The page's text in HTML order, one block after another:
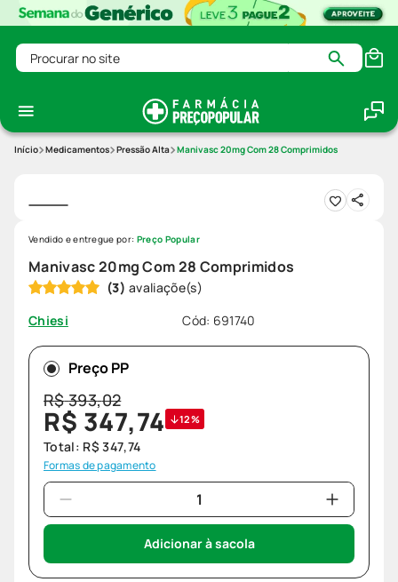
Procurar no site
Medicamentos Pressão Alta Manivasc 20mg Com 28 Comprimidos
Manivasc 20mg Com 28 Comprimidos
(3)
Chiesi
Cód: 691740
Vendido e entregue por: Preço Popular
Preço PP
R$393,02
R$ 347,74 12%
Total: R$ 347,74
Formas de pagamento
Adicionar à sacola